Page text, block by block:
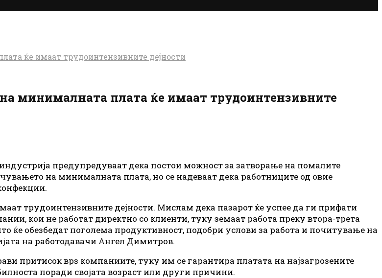
ќе имаат трудоинтензивните дејности
минималната плата ќе имаат трудоинтензивните
предупредуваат дека постои можност за затворање на помалите
на минималната плата, но се надеваат дека работниците од овие
трудоинтензивните дејности. Мислам дека пазарот ќе успее да ги прифати
кои не работат директно со клиенти, туку земаат работа преку втора-трета
ќе обезбедат поголема продуктивност, подобри услови за работа и почитување на
на работодавачи Ангел Димитров.
притисок врз компаниите, туку им се гарантира платата на најзагрозените
поради својата возраст или други причини.